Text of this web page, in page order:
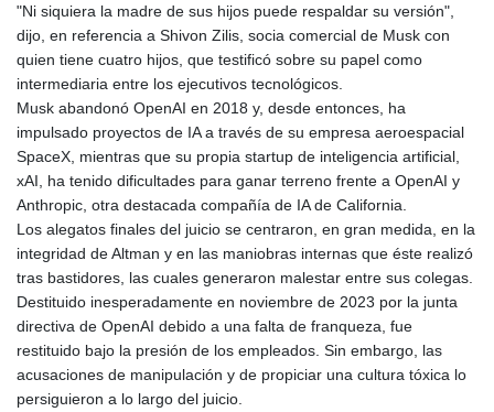
"Ni siquiera la madre de sus hijos puede respaldar su versión",
dijo, en referencia a Shivon Zilis, socia comercial de Musk con
quien tiene cuatro hijos, que testificó sobre su papel como
intermediaria entre los ejecutivos tecnológicos.
Musk abandonó OpenAI en 2018 y, desde entonces, ha
impulsado proyectos de IA a través de su empresa aeroespacial
SpaceX, mientras que su propia startup de inteligencia artificial,
xAI, ha tenido dificultades para ganar terreno frente a OpenAI y
Anthropic, otra destacada compañía de IA de California.
Los alegatos finales del juicio se centraron, en gran medida, en la
integridad de Altman y en las maniobras internas que éste realizó
tras bastidores, las cuales generaron malestar entre sus colegas.
Destituido inesperadamente en noviembre de 2023 por la junta
directiva de OpenAI debido a una falta de franqueza, fue
restituido bajo la presión de los empleados. Sin embargo, las
acusaciones de manipulación y de propiciar una cultura tóxica lo
persiguieron a lo largo del juicio.